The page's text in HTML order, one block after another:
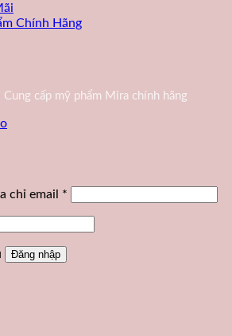
Chính Hãng
Cung cấp mỹ phẩm Mira chính hãng
chỉ email *
Đăng nhập